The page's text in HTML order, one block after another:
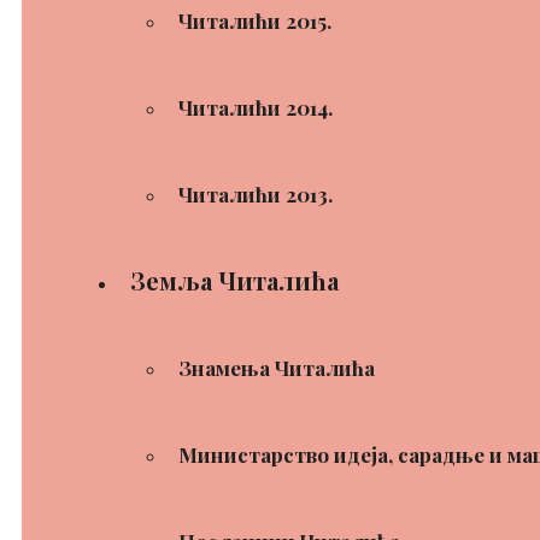
Читалићи 2015.
Читалићи 2014.
Читалићи 2013.
Земља Читалића
Знамења Читалића
Министарство идеја, сарадње и